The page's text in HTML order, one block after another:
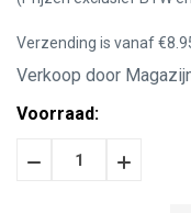
Verzending is vanaf
Verkoop door
Voorraad:
Hoeveelheid